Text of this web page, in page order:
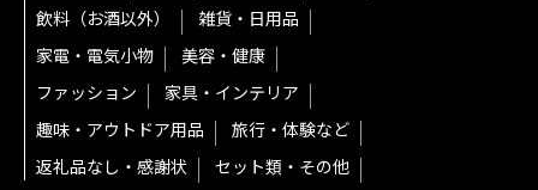
飲料（お酒以外）
雑貨・日用品
家電・電気小物
美容・健康
ファッション
家具・インテリア
趣味・アウトドア用品
旅行・体験など
返礼品なし・感謝状
セット類・その他